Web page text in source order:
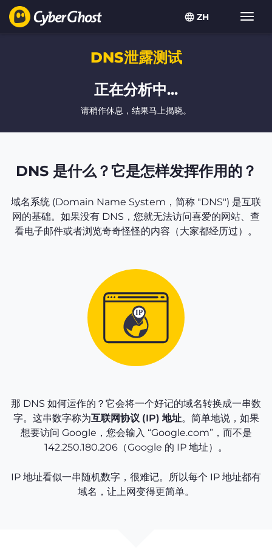
ZH
DNS泄露测试
正在分析中...
请稍作休息，结果马上揭晓。
DNS 是什么？它是怎样发挥作用的？
域名系统 (Domain Name System，简称 "DNS") 是互联
网的基础。如果没有 DNS，您就无法访问喜爱的网站、查
看电子邮件或者浏览奇奇怪怪的内容（大家都经历过）。
那 DNS 如何运作的？它会将一个好记的域名转换成一串数
字。这串数字称为互联网协议 (IP) 地址。简单地说，如果
想要访问 Google，您会输入 “Google.com”，而不是
142.250.180.206（Google 的 IP 地址）。
IP 地址看似一串随机数字，很难记。所以每个 IP 地址都有
域名，让上网变得更简单。